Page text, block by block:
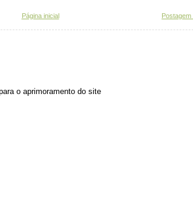
Postagem
Página inicial
o aprimoramento do site